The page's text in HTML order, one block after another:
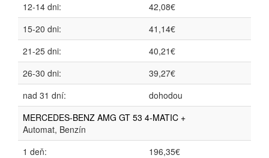
12-14 dni:
42,08€
15-20 dni:
41,14€
21-25 dni:
40,21€
26-30 dni:
39,27€
nad 31 dní:
dohodou
MERCEDES-BENZ AMG GT 53 4-MATIC +
Automat, Benzín
1 deň:
196,35€